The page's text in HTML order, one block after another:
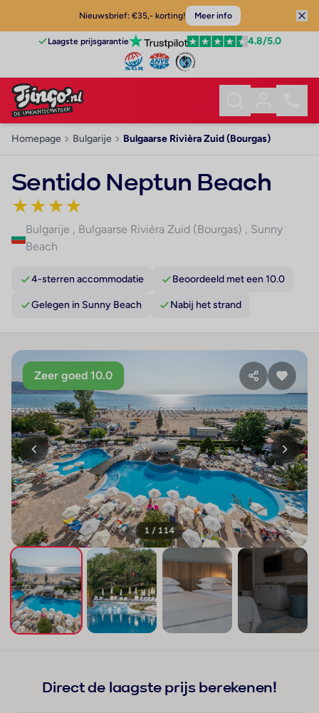
Nieuwsbrief: €35,- korting! Meer info
Laagste prijsgarantie 4.8/5.0
Homepage Bulgarije Bulgaarse Rivièra Zuid (Bourgas)
Sentido Neptun Beach
★★★★
Bulgarije , Bulgaarse Rivièra Zuid (Bourgas) , Sunny
Beach
4-sterren accommodatie Beoordeeld met een 10.0
Gelegen in Sunny Beach Nabij het strand
Zeer goed 10.0
1 / 114
Direct de laagste prijs berekenen!